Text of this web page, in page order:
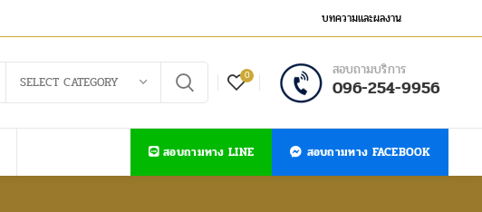
บทความและผลงาน
SELECT CATEGORY 0 สอบถามบริการ
096-254-9956
สอบถามทาง LINE สอบถามทาง FACEBOOK